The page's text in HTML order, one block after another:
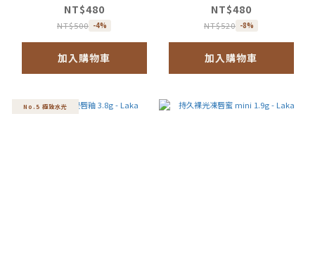
NT$480
NT$500 -4%
加入購物車
NT$480
NT$520 -8%
加入購物車
No.5 極致水光